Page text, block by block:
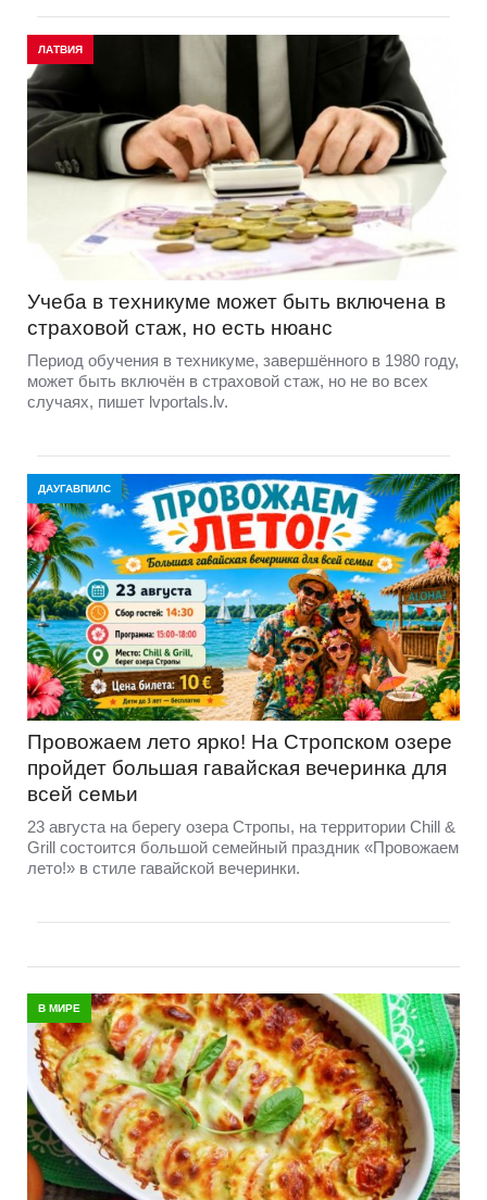
ЛАТВИЯ
Учеба в техникуме может быть включена в
страховой стаж, но есть нюанс
Период обучения в техникуме, завершённого в 1980 году,
может быть включён в страховой стаж, но не во всех
случаях, пишет lvportals.lv.
ДАУГАВПИЛС
Провожаем лето ярко! На Стропском озере
пройдет большая гавайская вечеринка для
всей семьи
23 августа на берегу озера Стропы, на территории Chill &
Grill состоится большой семейный праздник «Провожаем
лето!» в стиле гавайской вечеринки.
В МИРЕ